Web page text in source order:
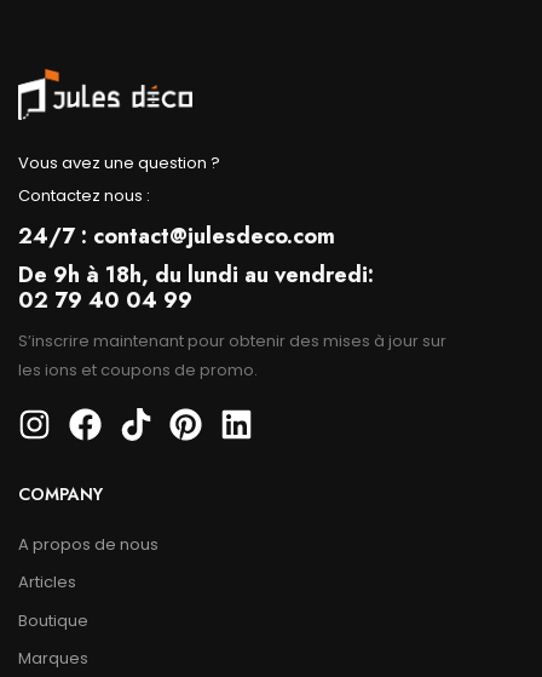
Vous avez une question ?
Contactez nous :
24/7 : contact@julesdeco.com
De 9h à 18h, du lundi au vendredi:
02 79 40 04 99
S’inscrire maintenant pour obtenir des mises à jour sur
les ions et coupons de promo.
COMPANY
A propos de nous
Articles
Boutique
Marques